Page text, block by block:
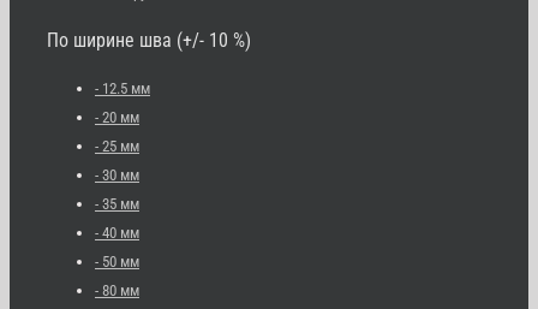
По ширине шва (+/- 10 %)
- 12.5 мм
- 20 мм
- 25 мм
- 30 мм
- 35 мм
- 40 мм
- 50 мм
- 80 мм